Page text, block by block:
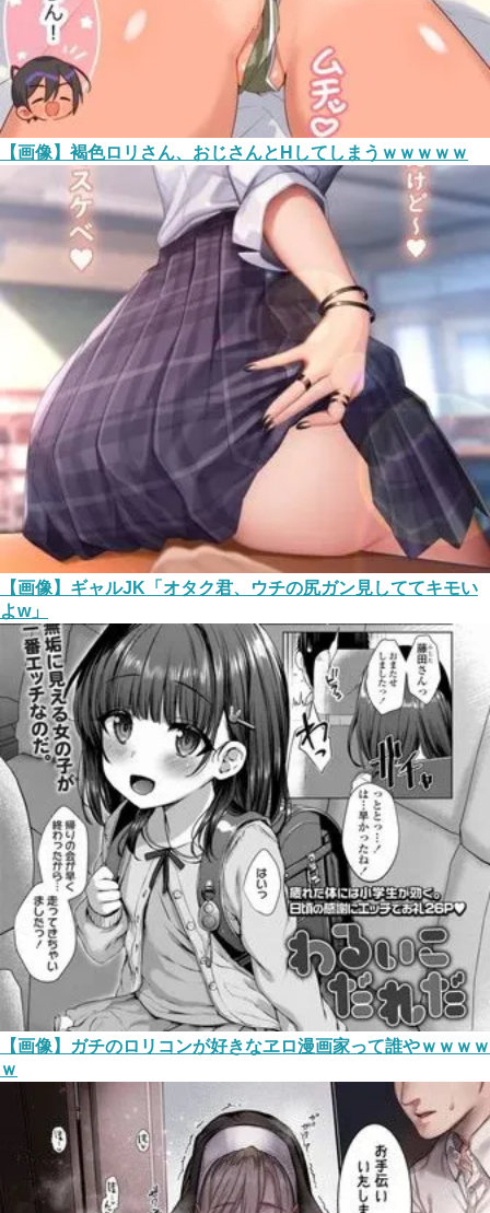
【画像】褐色ロリさん、おじさんとHしてしまうｗｗｗｗｗ
【画像】ギャルJK「オタク君、ウチの尻ガン見しててキモい
よw」
【画像】ガチのロリコンが好きなヱロ漫画家って誰やｗｗｗｗ
ｗ